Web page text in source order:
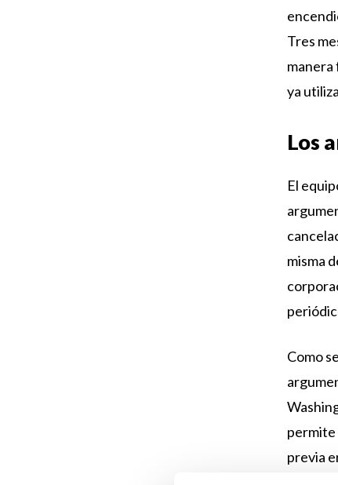
Tres
manera
ya
Los
El
misma
Como
permite
previa